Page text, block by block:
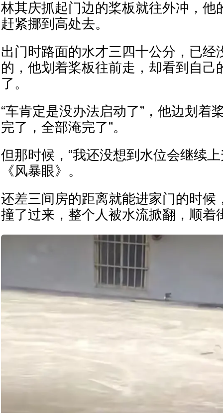
林其庆抓起门边的桨板就往外冲，他
赶紧挪到高处去。
出门时路面的水才三四十公分，已经
的，他划着桨板往前走，却看到自己
了。
“车肯定是没办法启动了”，他边划着
完了，全部淹完了”。
但那时候，“我还没想到水位会继续
《风暴眼》。
还差三间房的距离就能进家门的时候
撞了过来，整个人被水流掀翻，顺着